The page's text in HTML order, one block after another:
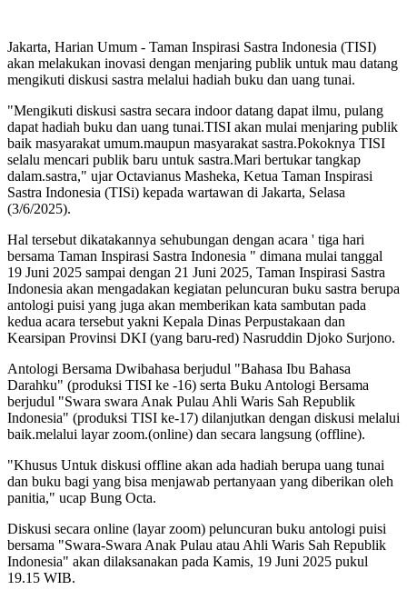
Jakarta, Harian Umum - Taman Inspirasi Sastra Indonesia (TISI)
akan melakukan inovasi dengan menjaring publik untuk mau datang
mengikuti diskusi sastra melalui hadiah buku dan uang tunai.
"Mengikuti diskusi sastra secara indoor datang dapat ilmu, pulang
dapat hadiah buku dan uang tunai.TISI akan mulai menjaring publik
baik masyarakat umum.maupun masyarakat sastra.Pokoknya TISI
selalu mencari publik baru untuk sastra.Mari bertukar tangkap
dalam.sastra," ujar Octavianus Masheka, Ketua Taman Inspirasi
Sastra Indonesia (TISi) kepada wartawan di Jakarta, Selasa
(3/6/2025).
Hal tersebut dikatakannya sehubungan dengan acara ' tiga hari
bersama Taman Inspirasi Sastra Indonesia " dimana mulai tanggal
19 Juni 2025 sampai dengan 21 Juni 2025, Taman Inspirasi Sastra
Indonesia akan mengadakan kegiatan peluncuran buku sastra berupa
antologi puisi yang juga akan memberikan kata sambutan pada
kedua acara tersebut yakni Kepala Dinas Perpustakaan dan
Kearsipan Provinsi DKI (yang baru-red) Nasruddin Djoko Surjono.
Antologi Bersama Dwibahasa berjudul "Bahasa Ibu Bahasa
Darahku" (produksi TISI ke -16) serta Buku Antologi Bersama
berjudul "Swara swara Anak Pulau Ahli Waris Sah Republik
Indonesia" (produksi TISI ke-17) dilanjutkan dengan diskusi melalui
baik.melalui layar zoom.(online) dan secara langsung (offline).
"Khusus Untuk diskusi offline akan ada hadiah berupa uang tunai
dan buku bagi yang bisa menjawab pertanyaan yang diberikan oleh
panitia," ucap Bung Octa.
Diskusi secara online (layar zoom) peluncuran buku antologi puisi
bersama "Swara-Swara Anak Pulau atau Ahli Waris Sah Republik
Indonesia" akan dilaksanakan pada Kamis, 19 Juni 2025 pukul
19.15 WIB.